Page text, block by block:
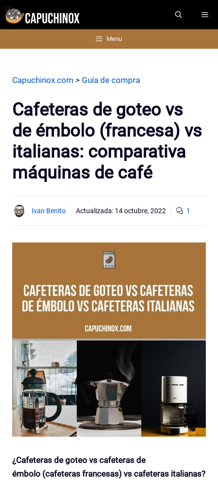
Saltar
Menu
Capuchinox.com > Guía de compra
Cafeteras de goteo vs
de émbolo (francesa) vs
italianas: comparativa
máquinas de café
Ivan Benito Actualizada: 14 octubre, 2022 1
¿Cafeteras de goteo vs cafeteras de
émbolo (cafeteras francesas) vs cafeteras italianas?